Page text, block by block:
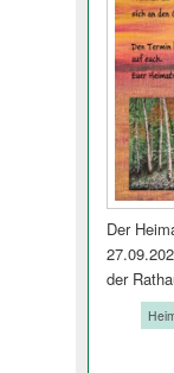
Der
der